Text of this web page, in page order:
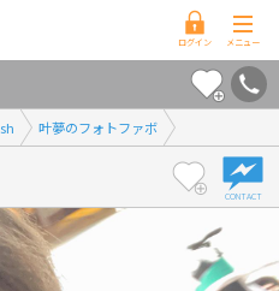
叶夢のフォトファボ